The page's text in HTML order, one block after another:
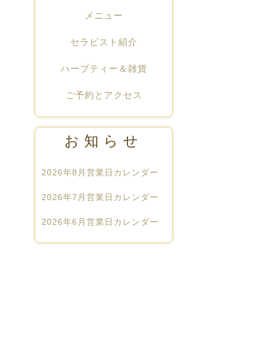
メニュー
セラピスト紹介
ハーブティー＆雑貨
ご予約とアクセス
お知らせ
2026年8月営業日カレンダー
2026年7月営業日カレンダー
2026年6月営業日カレンダー